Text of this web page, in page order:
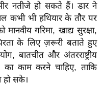
नतीजे हो सकते हैं। डार ने
कभी भी हथियार के तौर पर
मानवीय गरिमा, खाद्य सुरक्षा,
के लिए ज़रूरी बताते हुए
बातचीत और अंतरराष्ट्रीय
काम करने चाहिए, ताकि
हो सके।